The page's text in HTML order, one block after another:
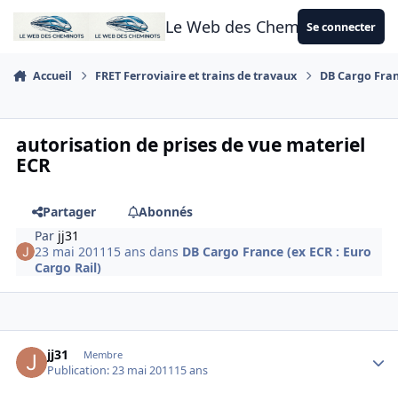
Aller au contenu
Le Web des CheminotsSe connecter
Accueil FRET Ferroviaire et trains de travaux DB Cargo
autorisation de prises de vue materiel
ECR
Partager
Abonnés
Par jj31
23 mai 2011 15 ans dans DB Cargo France (ex ECR : Euro
Cargo Rail)
jj31 Membre
Publication:23 mai 201115 ans